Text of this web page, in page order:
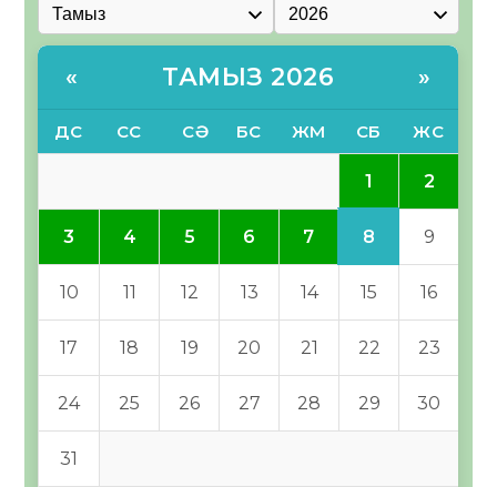
« ТАМЫЗ 2026 »
ДС СС СӘ БС ЖМ СБ ЖС
1 2
3 4 5 6 7 8 9
10 11 12 13 14 15 16
17 18 19 20 21 22 23
24 25 26 27 28 29 30
31